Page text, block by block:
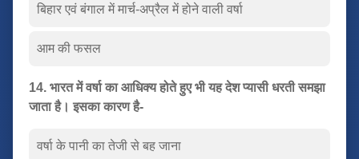
बिहार एवं बंगाल में मार्च-अप्रैल में होने वाली वर्षा
आम की फसल
14. भारत में वर्षा का आधिक्य होते हुए भी यह देश प्यासी धरती समझा
जाता है। इसका कारण है-
वर्षा के पानी का तेजी से बह जाना